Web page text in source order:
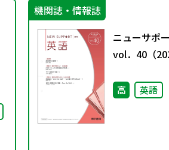
機関誌・情報誌
ニューサポ
vol．40（
高 英語